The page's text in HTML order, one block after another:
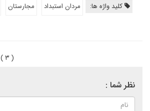
کلید واژه ها: مردان استبداد مجارستان
( ۳ )
نظر شما :